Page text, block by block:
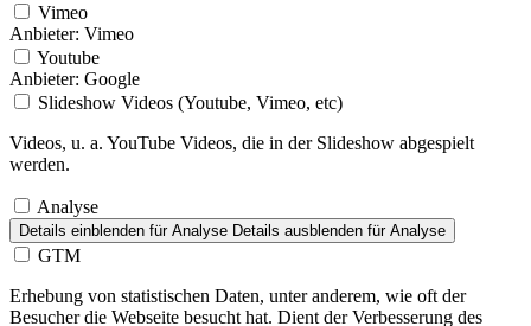
Vimeo
Anbieter: Vimeo
Youtube
Anbieter: Google
Slideshow Videos (Youtube, Vimeo, etc)
Videos, u. a. YouTube Videos, die in der Slideshow abgespielt
werden.
Analyse
Details einblenden für Analyse Details ausblenden für Analyse
GTM
Erhebung von statistischen Daten, unter anderem, wie oft der
Besucher die Webseite besucht hat. Dient der Verbesserung des